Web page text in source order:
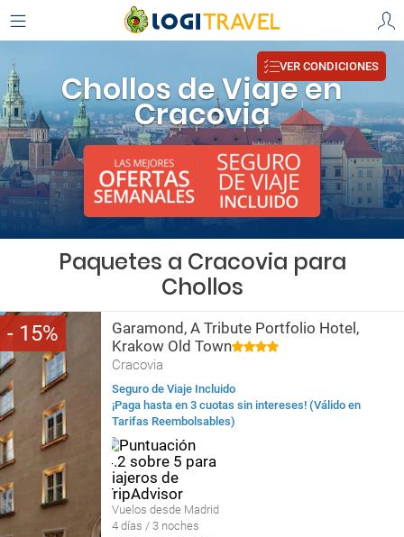
Chollos de Viaje en
Cracovia
VER CONDICIONES
Paquetes a Cracovia para
Chollos
15
Garamond, A Tribute Portfolio Hotel,
Krakow Old Town
Cracovia
Seguro de Viaje Incluido
¡Paga hasta en 3 cuotas sin intereses! (Válido en
Tarifas Reembolsables)
Vuelos desde Madrid
4 días / 3 noches